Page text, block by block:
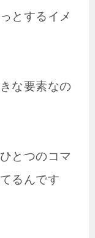
とするイメ
な要素なの
とつのコマ
るんです